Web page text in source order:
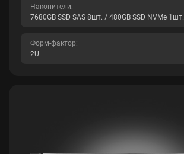
Накопители:
7680GB SSD SAS 8шт. / 480GB SSD NVMe 1шт.
Форм-фактор:
2U